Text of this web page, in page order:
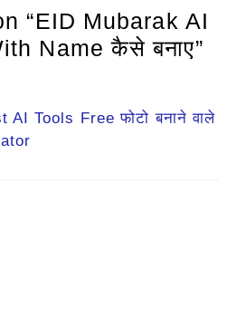
“EID Mubarak AI
Name कैसे बनाए”
AI Tools Free फोटो बनाने वाले